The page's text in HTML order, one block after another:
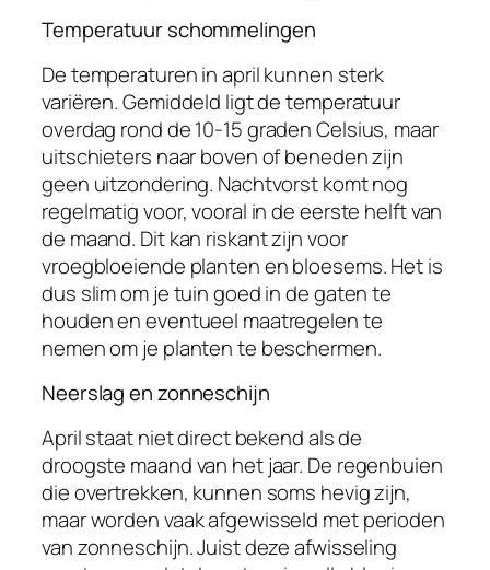
Temperatuur schommelingen
De temperaturen in april kunnen sterk
variëren. Gemiddeld ligt de temperatuur
overdag rond de 10-15 graden Celsius, maar
uitschieters naar boven of beneden zijn
geen uitzondering. Nachtvorst komt nog
regelmatig voor, vooral in de eerste helft van
de maand. Dit kan riskant zijn voor
vroegbloeiende planten en bloesems. Het is
dus slim om je tuin goed in de gaten te
houden en eventueel maatregelen te
nemen om je planten te beschermen.
Neerslag en zonneschijn
April staat niet direct bekend als de
droogste maand van het jaar. De regenbuien
die overtrekken, kunnen soms hevig zijn,
maar worden vaak afgewisseld met perioden
van zonneschijn. Juist deze afwisseling